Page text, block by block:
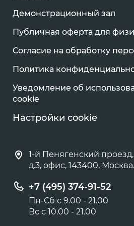
Демонстрационный зал
Публичная оферта для
Согласие на обработку
Политика
Уведомление об
cookie
Настройки cookie
1-й Пенягенский проезд,
д.3, офис, 143400, Москва.
+7 (495) 374-91-52
Пн-Сб с 9.00 - 21.00
Вс с 10.00 - 21.00